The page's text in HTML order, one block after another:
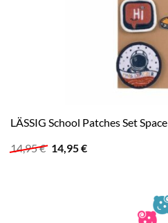
LÄSSIG School Patches Set Space
14,95€ Ursprünglicher
14,95€Aktueller